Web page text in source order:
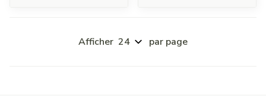
Afficher par page